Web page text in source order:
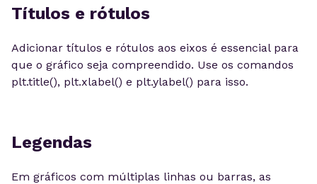
Títulos e rótulos
Adicionar títulos e rótulos aos eixos é essencial para
que o gráfico seja compreendido. Use os comandos
plt.title(), plt.xlabel() e plt.ylabel() para isso.
Legendas
Em gráficos com múltiplas linhas ou barras, as